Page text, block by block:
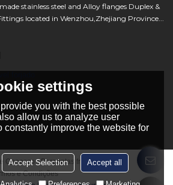
stainless steel and Alloy flanges Duplex &
located in Wenzhou,Zhejiang Province...
Conosco
Perguntas frequentes
e Condições
settings
you with the best possible
allow us to analyze user
constantly improve the website for
Accept Selection Accept all